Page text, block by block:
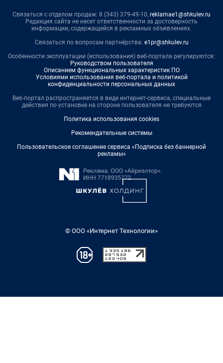
Связаться с отделом продаж: 8 (343) 379-49-10, reklamae1@shkulev.ru
Редакция сайта не несет ответственности за достоверность
информации, содержащейся в рекламных объявлениях.
Связаться по вопросам партнёрства: e1pr@shkulev.ru
Особенности эксплуатации (использования) веб-портала регулируются:
Руководством пользователя
Описанием функциональных характеристик ПО
Условиями использования веб-портала и политикой
конфиденциальности персональных данных
Веб-портал распространяется в виде интернет-сервиса, специальные
действия по установке на стороне пользователя не требуются
Политика использования cookies
Рекомендательные системы
Пользовательское соглашение сервиса «Подписка без баннерной
рекламы»
© ООО «Интернет Технологии»